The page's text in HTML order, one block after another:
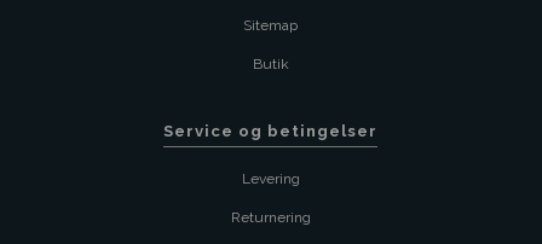
Sitemap
Butik
Service og betingelser
Levering
Returnering